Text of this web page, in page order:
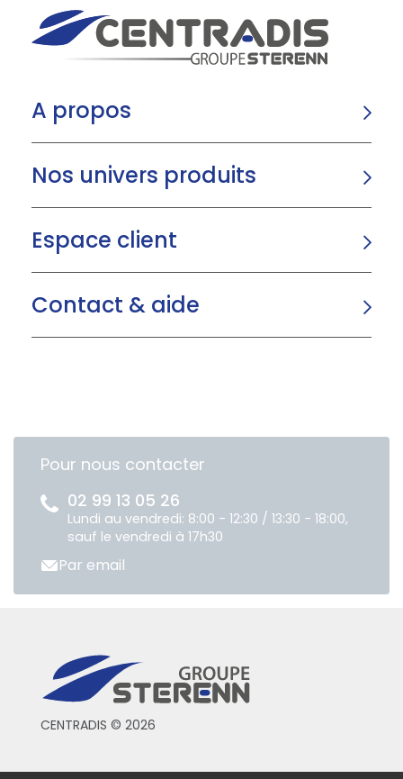
A propos
Nos univers produits
Espace client
Contact & aide
Pour nous contacter
02 99 13 05 26
Lundi au vendredi: 8:00 - 12:30 / 13:30 - 18:00,
sauf le vendredi à 17h30
Par email
CENTRADIS © 2026